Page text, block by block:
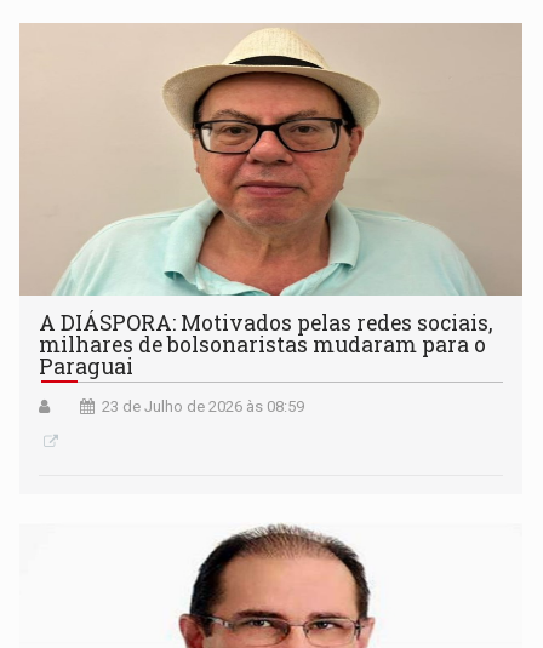
A DIÁSPORA: Motivados pelas redes sociais,
milhares de bolsonaristas mudaram para o
Paraguai
23 de Julho de 2026 às 08:59